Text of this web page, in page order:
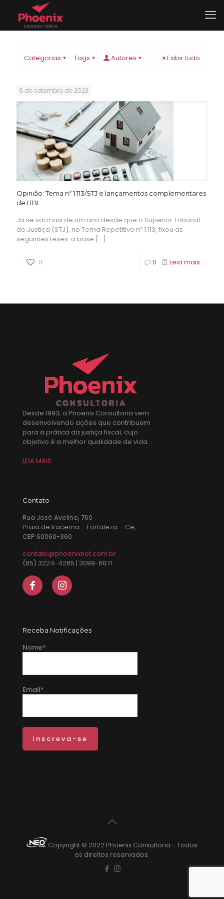
Categorias Tags Autores Exibir tudo
6 de setembro de 2023
Opinião: Tema nº 1.113/STJ e lançamentos complementares
de ITBI
Já se vai mais de um ano desde que o Superior Tribunal
de Justiça (STJ), no Tema Repetitivo nº 1.113, fixou as
seguintes teses: a base […]
0 0 Leia mais
Desde 1993, a Phoenix Consultoria vem
desenvolvendo ações que contribuem
para a prática da justiça fiscal, cujo
objetivo é a melhor qualidade de vida...
LEIA MAIS
Contato
Rua José Avelino, 760
Praia de Iracema – Fortaleza – Ce,
CEP 60060-360
contato@phoenixnet.com.br
(85) 3224-4265 | 3099-6871
Receba Notificações
Nome*
Email*
Copyright © 2022 Phoenix Consultoria - Todos
os direitos reservados.